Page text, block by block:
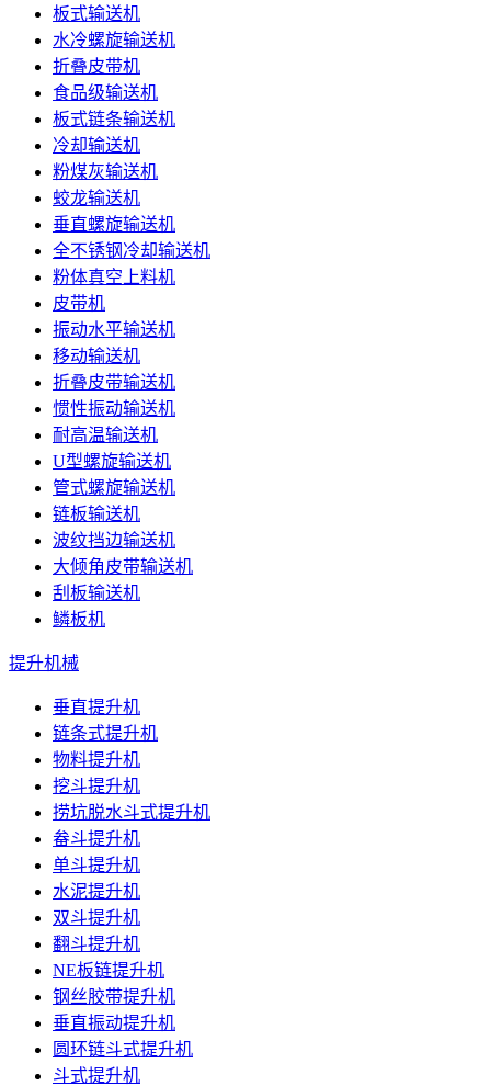
板式输送机
水冷螺旋输送机
折叠皮带机
食品级输送机
板式链条输送机
冷却输送机
粉煤灰输送机
蛟龙输送机
垂直螺旋输送机
全不锈钢冷却输送机
粉体真空上料机
皮带机
振动水平输送机
移动输送机
折叠皮带输送机
惯性振动输送机
耐高温输送机
U型螺旋输送机
管式螺旋输送机
链板输送机
波纹挡边输送机
大倾角皮带输送机
刮板输送机
鳞板机
提升机械
垂直提升机
链条式提升机
物料提升机
挖斗提升机
捞坑脱水斗式提升机
畚斗提升机
单斗提升机
水泥提升机
双斗提升机
翻斗提升机
NE板链提升机
钢丝胶带提升机
垂直振动提升机
圆环链斗式提升机
斗式提升机